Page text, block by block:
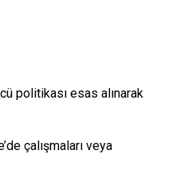
politikası esas alınarak
çalışmaları veya